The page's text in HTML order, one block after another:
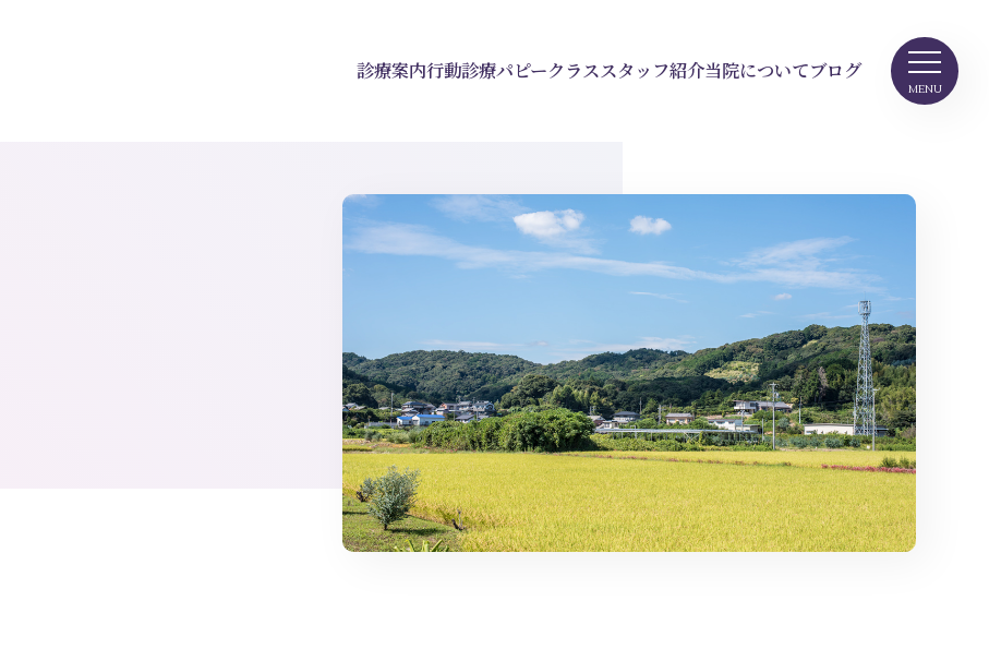
診療案内行動診療パピークラススタッフ紹介当院についてブログ